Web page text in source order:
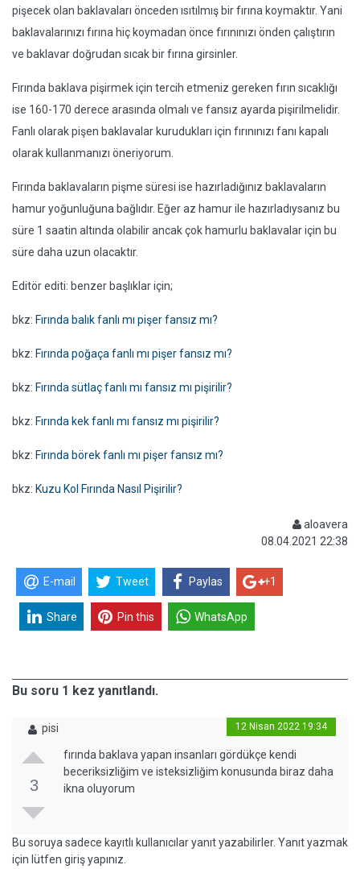
pişecek olan baklavaları önceden ısıtılmış bir fırına koymaktır. Yani
baklavalarınızı fırına hiç koymadan önce fırınınızı önden çalıştırın
ve baklavar doğrudan sıcak bir fırına girsinler.
Fırında baklava pişirmek için tercih etmeniz gereken fırın sıcaklığı
ise 160-170 derece arasında olmalı ve fansız ayarda pişirilmelidir.
Fanlı olarak pişen baklavalar kurudukları için fırınınızı fanı kapalı
olarak kullanmanızı öneriyorum.
Fırında baklavaların pişme süresi ise hazırladığınız baklavaların
hamur yoğunluğuna bağlıdır. Eğer az hamur ile hazırladıysanız bu
süre 1 saatin altında olabilir ancak çok hamurlu baklavalar için bu
süre daha uzun olacaktır.
Editör editi: benzer başlıklar için;
bkz: Fırında balık fanlı mı pişer fansız mı?
bkz: Fırında poğaça fanlı mı pişer fansız mı?
bkz: Fırında sütlaç fanlı mı fansız mı pişirilir?
bkz: Fırında kek fanlı mı fansız mı pişirilir?
bkz: Fırında börek fanlı mı pişer fansız mı?
bkz: Kuzu Kol Fırında Nasıl Pişirilir?
aloavera
08.04.2021 22:38
E-mail Tweet Paylas +1
Share Pin this WhatsApp
Bu soru 1 kez yanıtlandı.
pisi 12 Nisan 2022 19:34
3
fırında baklava yapan insanları gördükçe kendi
beceriksizliğim ve isteksizliğim konusunda biraz daha
ikna oluyorum
Bu soruya sadece kayıtlı kullanıcılar yanıt yazabilirler. Yanıt yazmak
için lütfen giriş yapınız.